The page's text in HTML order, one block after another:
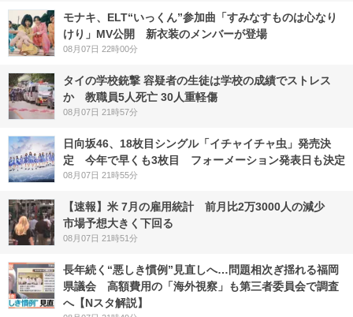
モナキ、ELT“いっくん”参加曲「すみなすものは心なり
けり」MV公開 新衣装のメンバーが登場
08月07日 22時00分
タイの学校銃撃 容疑者の生徒は学校の成績でストレス
か 教職員5人死亡 30人重軽傷
08月07日 21時57分
日向坂46、18枚目シングル「イチャイチャ虫」発売決
定 今年で早くも3枚目 フォーメーション発表日も決定
08月07日 21時55分
【速報】米 7月の雇用統計 前月比2万3000人の減少
市場予想大きく下回る
08月07日 21時51分
長年続く“悪しき慣例”見直しへ…問題相次ぎ揺れる福岡
県議会 高額費用の「海外視察」も第三者委員会で調査
へ【Nスタ解説】